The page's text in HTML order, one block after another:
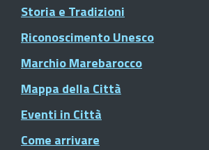
Storia e Tradizioni
Riconoscimento Unesco
Marchio Marebarocco
Mappa della Città
Eventi in Città
Come arrivare